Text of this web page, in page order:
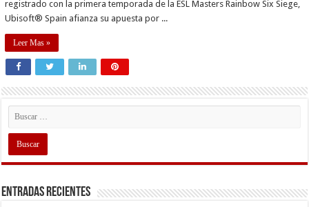
registrado con la primera temporada de la ESL Masters Rainbow Six Siege,
Ubisoft® Spain afianza su apuesta por ...
Leer Mas »
Entradas recientes